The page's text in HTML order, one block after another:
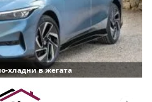
хладни в жегата